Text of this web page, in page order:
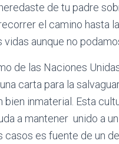
de tu padre
el camino hasta
aunque no
de las Naciones
carta para la
bien inmaterial. Esta
a mantener unido a
casos es fuente de un